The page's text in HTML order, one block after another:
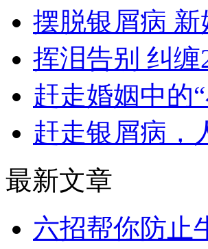
摆脱银屑病
挥泪告别 纠
赶走婚姻中的
赶走银屑病，
最新文章
六招帮你防止